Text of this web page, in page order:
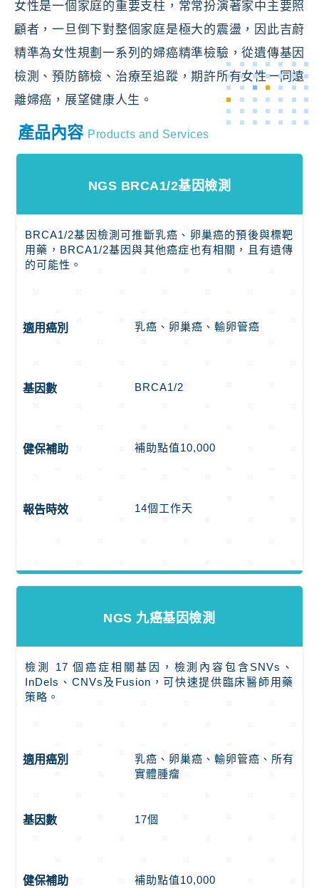
女性是一個家庭的重要支柱，常常扮演著家中主要照
顧者，一旦倒下對整個家庭是極大的震盪，因此吉蔚
精準為女性規劃一系列的婦癌精準檢驗，從遺傳基因
檢測、預防篩檢、治療至追蹤，期許所有女性一同遠
離婦癌，展望健康人生。
產品內容 Products and Services
NGS BRCA1/2基因檢測
BRCA1/2基因檢測可推斷乳癌、卵巢癌的預後與標靶
用藥，BRCA1/2基因與其他癌症也有相關，且有遺傳
的可能性。
適用癌別 乳癌、卵巢癌、輸卵管癌
基因數 BRCA1/2
健保補助 補助點值10,000
報告時效 14個工作天
NGS 九癌基因檢測
檢測 17 個癌症相關基因，檢測內容包含SNVs、
InDels、CNVs及Fusion，可快速提供臨床醫師用藥
策略。
適用癌別
乳癌、卵巢癌、輸卵管癌、所有
實體腫瘤
基因數 17個
健保補助 補助點值10,000